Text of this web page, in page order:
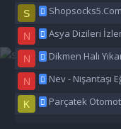
S
N Asya Dizileri
N Dikmen Halı
N Nev - Nişantaşı Eğitim
K Parçatek Otomotiv